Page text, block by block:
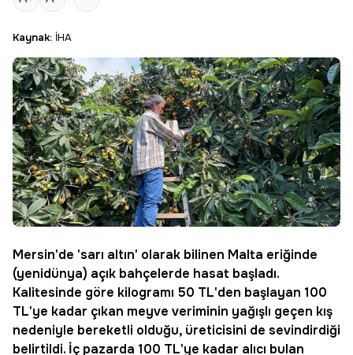
Kaynak: İHA
Mersin'de 'sarı altın' olarak bilinen Malta eriğinde
(yenidünya) açık bahçelerde hasat başladı.
Kalitesinde göre kilogramı 50 TL'den başlayan 100
TL'ye kadar çıkan meyve veriminin yağışlı geçen kış
nedeniyle bereketli olduğu, üreticisini de sevindirdiği
belirtildi. İç pazarda 100 TL'ye kadar alıcı bulan